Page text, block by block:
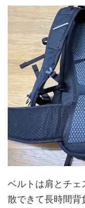
ベルトは肩とチェ
散できて長時間背